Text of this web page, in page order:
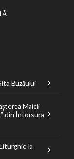
Buzăului
Maicii
din Întorsura
la